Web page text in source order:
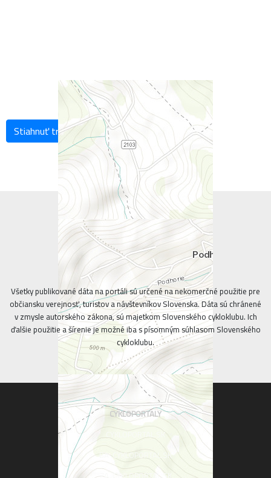
Stiahnuť trasu
Všetky publikované dáta na portáli sú určené na nekomerčné použitie pre
občiansku verejnosť, turistov a návštevníkov Slovenska. Dáta sú chránené
v zmysle autorského zákona, sú majetkom Slovenského cykloklubu. Ich
ďalšie použitie a šírenie je možné iba s písomným súhlasom Slovenského
cykloklubu.
CYKLOPORTALY
CYKLOPORTAL.SK
BA .CYKLOPORTAL.SK